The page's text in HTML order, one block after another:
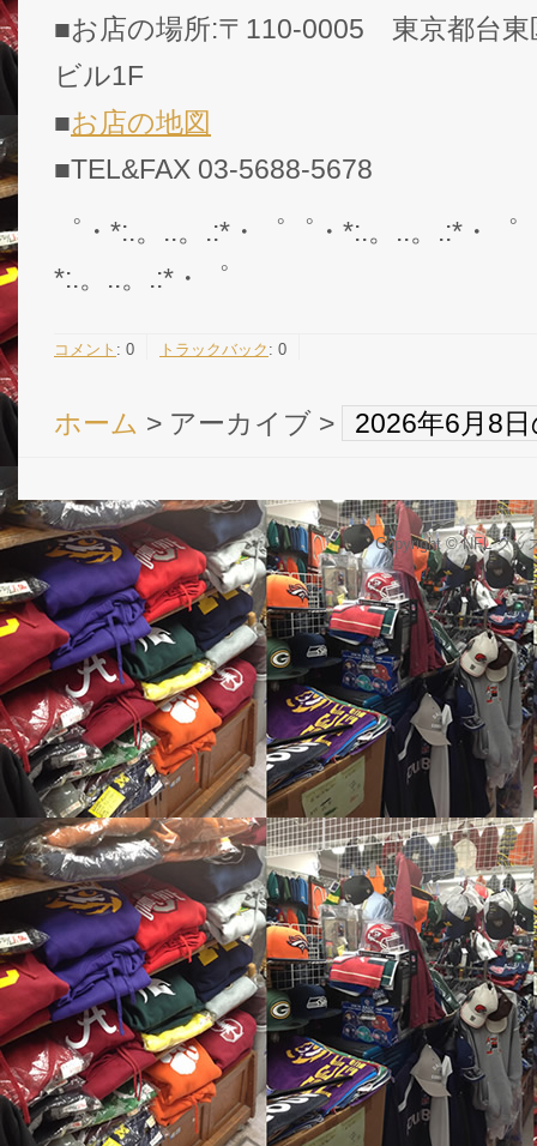
■お店の場所:〒110-0005 東京都台
ビル1F
■お店の地図
■TEL&FAX 03-5688-5678
゜・*:.。..。.:*・゜゜・*:.。..。.:*・
*:.。..。.:*・゜
コメント : 0 トラックバック : 0
ホーム > アーカイブ > 2026年6月8
Copyright © NFL グッ